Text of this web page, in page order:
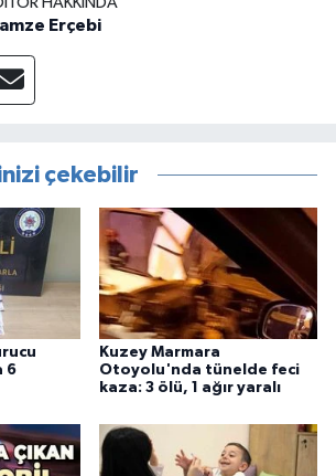
Erçebi
çekebilir
6
Kuzey Marmara
Otoyolu'nda tünelde feci
kaza: 3 ölü, 1 ağır yaralı